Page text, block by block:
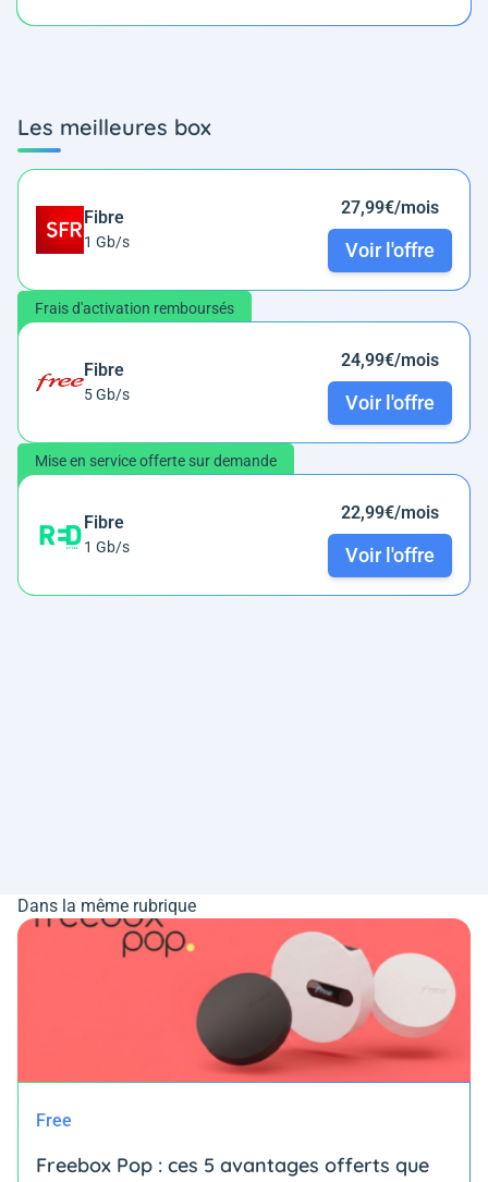
Les meilleures box
Fibre
1 Gb/s
27,99€/mois
Voir l'offre
Frais d'activation remboursés
Fibre
5 Gb/s
24,99€/mois
Voir l'offre
Mise en service offerte sur demande
Fibre
1 Gb/s
22,99€/mois
Voir l'offre
Dans la même rubrique
Free
Freebox Pop : ces 5 avantages offerts que